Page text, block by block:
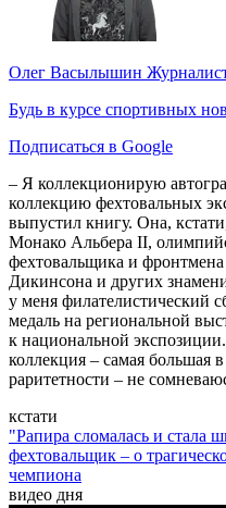
Олег Васылышин
Будь в курсе спортивных
Подписаться в Google
– Я коллекционирую
коллекцию фехтовальных
выпустил книгу. Она,
Монако Альбера II,
фехтовальщика и
Дикинсона и других
у меня филателистический
медаль на региональной
к национальной
коллекция – самая большая
раритетности – не
кстати
"Рапира сломалась и стала
фехтовальщик – о
чемпиона
видео дня